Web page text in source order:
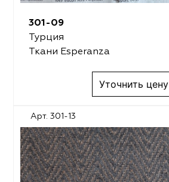
301-09
Турция
Ткани Esperanza
Уточнить цену
Арт. 301-13